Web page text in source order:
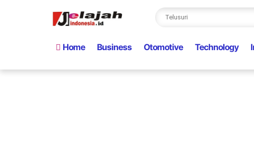
Home Business Otomotive Technology